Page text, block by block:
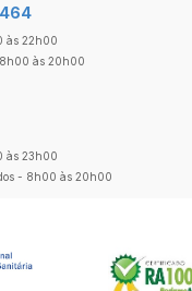
às 22h00
8h00 às 20h00
às 23h00
- 8h00 às 20h00